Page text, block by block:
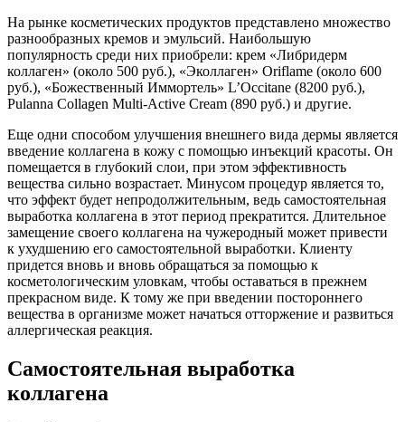
На рынке косметических продуктов представлено множество
разнообразных кремов и эмульсий. Наибольшую
популярность среди них приобрели: крем «Либридерм
коллаген» (около 500 руб.), «Эколлаген» Oriflame (около 600
руб.), «Божественный Иммортель» L’Occitane (8200 руб.),
Pulanna Collagen Multi-Active Cream (890 руб.) и другие.
Еще одни способом улучшения внешнего вида дермы является
введение коллагена в кожу с помощью инъекций красоты. Он
помещается в глубокий слои, при этом эффективность
вещества сильно возрастает. Минусом процедур является то,
что эффект будет непродолжительным, ведь самостоятельная
выработка коллагена в этот период прекратится. Длительное
замещение своего коллагена на чужеродный может привести
к ухудшению его самостоятельной выработки. Клиенту
придется вновь и вновь обращаться за помощью к
косметологическим уловкам, чтобы оставаться в прежнем
прекрасном виде. К тому же при введении постороннего
вещества в организме может начаться отторжение и развиться
аллергическая реакция.
Самостоятельная выработка
коллагена